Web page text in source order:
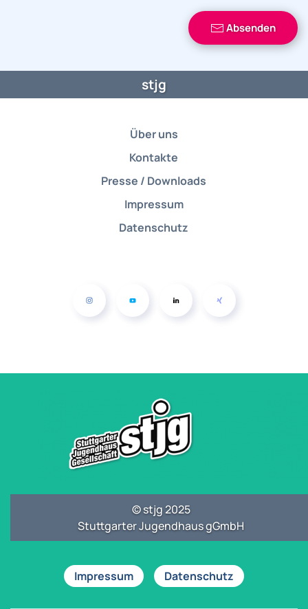
Absenden
stjg
Über uns
Kontakte
Presse / Downloads
Impressum
Datenschutz
© stjg 2025
Stuttgarter Jugendhaus gGmbH
Impressum Datenschutz